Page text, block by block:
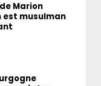
Marion
est musulman